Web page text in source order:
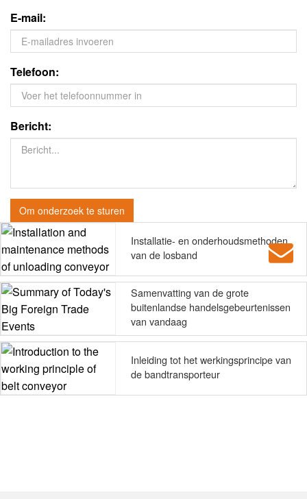
E-mail:
Telefoon:
Bericht:
Om onderzoek te sturen
Installatie- en onderhoudsmethoden
van de losband
Samenvatting van de grote
buitenlandse handelsgebeurtenissen
van vandaag
Inleiding tot het werkingsprincipe van
de bandtransporteur